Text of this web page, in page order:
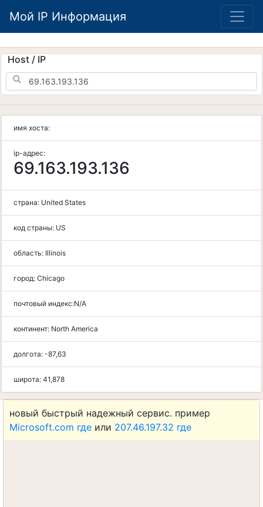
Мой IP Информация
Host / IP
имя хоста:
ip-адрес:
69.163.193.136
страна: United States
код страны: US
область: Illinois
город: Chicago
почтовый индекс:N/A
континент: North America
долгота: -87,63
широта: 41,878
новый быстрый надежный сервис. пример
Microsoft.com где или 207.46.197.32 где